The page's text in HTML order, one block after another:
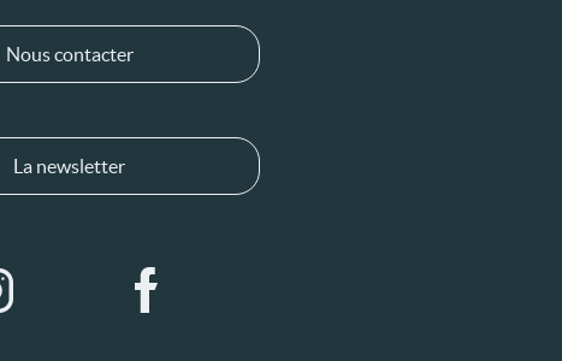
Nous contacter
La newsletter